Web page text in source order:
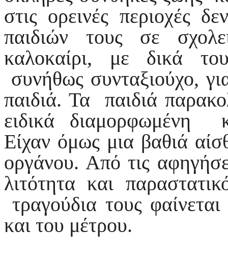
στις ορεινές περιοχές
παιδιών τους σε
καλοκαίρι, με δικά
συνήθως συνταξιούχο,
παιδιά. Τα παιδιά
ειδικά διαμορφωμένη
Είχαν όμως μια βαθιά
οργάνου. Από τις
λιτότητα και
τραγούδια τους
και του μέτρου.